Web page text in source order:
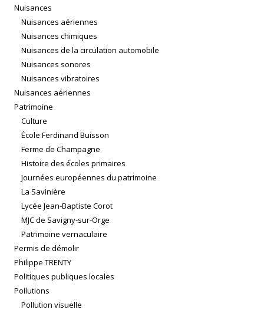
Nuisances
Nuisances aériennes
Nuisances chimiques
Nuisances de la circulation automobile
Nuisances sonores
Nuisances vibratoires
Nuisances aériennes
Patrimoine
Culture
École Ferdinand Buisson
Ferme de Champagne
Histoire des écoles primaires
Journées européennes du patrimoine
La Savinière
Lycée Jean-Baptiste Corot
MJC de Savigny-sur-Orge
Patrimoine vernaculaire
Permis de démolir
Philippe TRENTY
Politiques publiques locales
Pollutions
Pollution visuelle